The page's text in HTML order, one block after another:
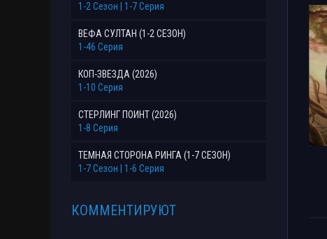
1-2 Сезон | 1-7 Серия
ВЕФА СУЛТАН (1-2 СЕЗОН)
1-46 Серия
КОП-ЗВЕЗДА (2026)
1-10 Серия
СТЕРЛИНГ ПОИНТ (2026)
1-8 Серия
ТЕМНАЯ СТОРОНА РИНГА (1-7 СЕЗОН)
1-7 Сезон | 1-6 Серия
КОММЕНТИРУЮТ